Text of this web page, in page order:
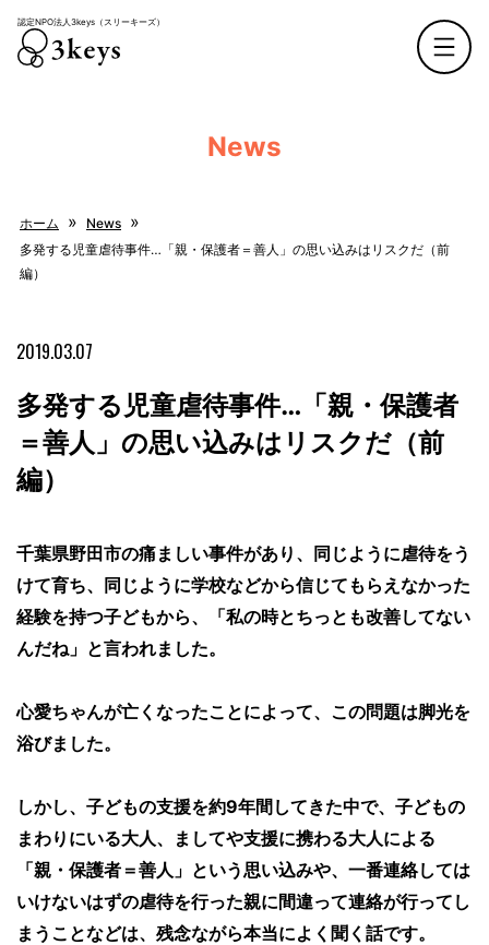
認定NPO法人3keys（スリーキーズ）
News
ホーム » News »
多発する児童虐待事件…「親・保護者＝善人」の思い込みはリスクだ（前
編）
2019.03.07
多発する児童虐待事件…「親・保護者
＝善人」の思い込みはリスクだ（前
編）
千葉県野田市の痛ましい事件があり、同じように虐待をう
けて育ち、同じように学校などから信じてもらえなかった
経験を持つ子どもから、「私の時とちっとも改善してない
んだね」と言われました。
心愛ちゃんが亡くなったことによって、この問題は脚光を
浴びました。
しかし、子どもの支援を約9年間してきた中で、子どもの
まわりにいる大人、ましてや支援に携わる大人による
「親・保護者＝善人」という思い込みや、一番連絡しては
いけないはずの虐待を行った親に間違って連絡が行ってし
まうことなどは、残念ながら本当によく聞く話です。